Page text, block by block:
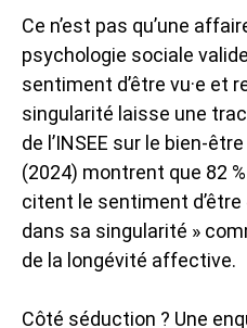
Ce n’est pas qu’une
psychologie sociale valide
sentiment d’être vu·e et
singularité laisse une
de l’INSEE sur le bien-
(2024) montrent que 82
citent le sentiment d’être
dans sa singularité »
de la longévité affective.
Côté séduction ? Une